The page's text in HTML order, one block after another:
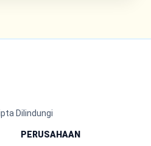
Dilindungi
PERUSAHAAN